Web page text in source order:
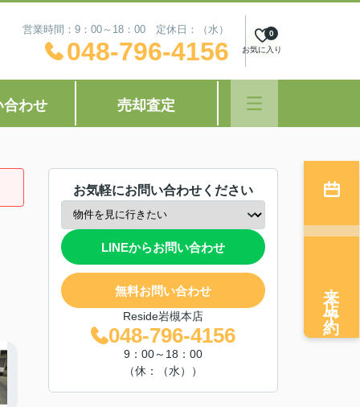
営業時間：9：00～18：00 定休日：（水）
048-796-4156 お気に入り
0
合わせ 売却査定
お気軽にお問い合わせください
LINEからお問い合わせ
無料お問い合わせ
Reside岩槻本店
048-796-4156
9：00～18：00
（休：（水））
来店予約